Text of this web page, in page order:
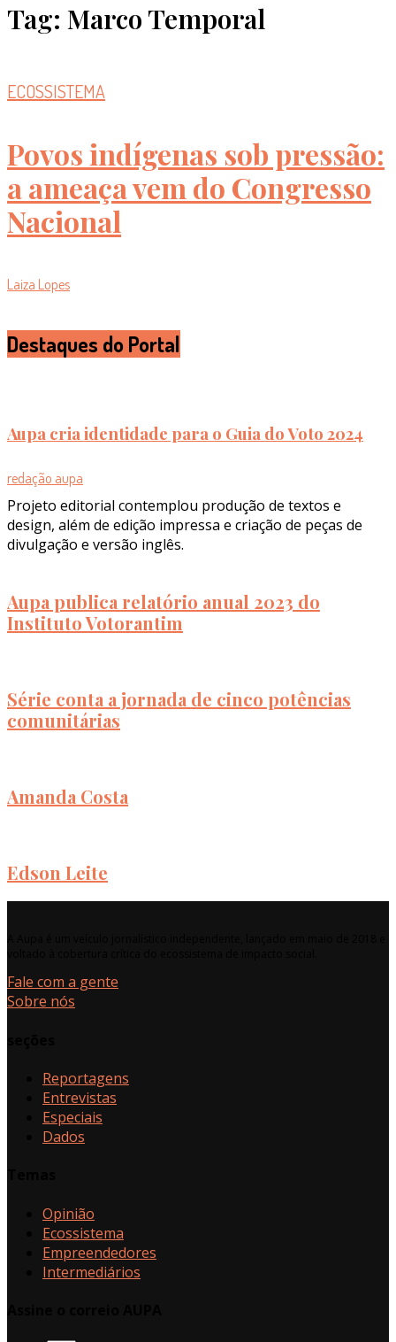
Tag: Marco Temporal
ECOSSISTEMA
Povos indígenas sob pressão:
a ameaça vem do Congresso
Nacional
Laiza Lopes
Destaques do Portal
Aupa cria identidade para o Guia do Voto 2024
redação aupa
Projeto editorial contemplou produção de textos e
design, além de edição impressa e criação de peças de
divulgação e versão inglês.
Aupa publica relatório anual 2023 do
Instituto Votorantim
Série conta a jornada de cinco potências
comunitárias
Amanda Costa
Edson Leite
Fale com a gente
Sobre nós
Reportagens
Entrevistas
Especiais
Dados
Opinião
Ecossistema
Empreendedores
Intermediários